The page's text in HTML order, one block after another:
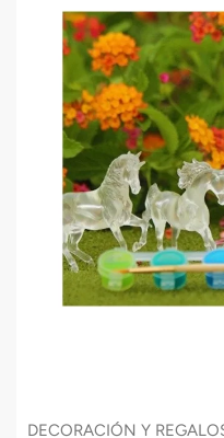
DECORACIÓN Y